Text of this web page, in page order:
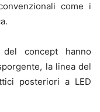
come i
concept hanno
la linea del
posteriori a LED